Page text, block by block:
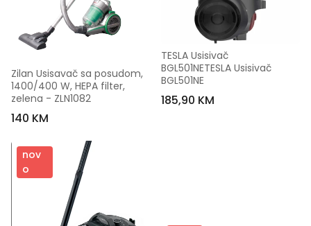
Zilan Usisavač sa posudom,
1400/400 W, HEPA filter,
zelena - ZLN1082
140 KM
TESLA Usisivač
BGL501NETESLA Usisivač
BGL501NE
185,90 KM
nov
o